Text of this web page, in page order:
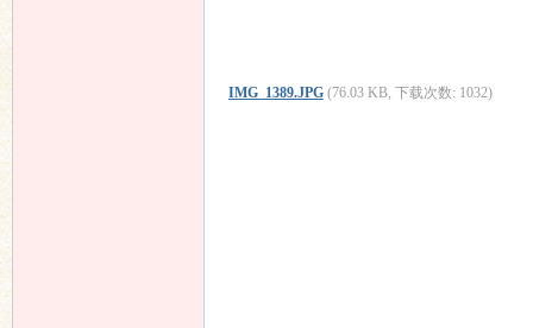
IMG_1389.JPG (76.03 KB, 下载次数: 1032)